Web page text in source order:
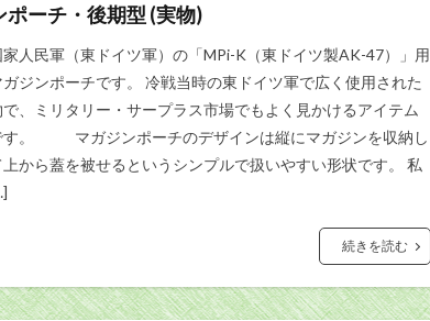
ポーチ・後期型 (実物)
家人民軍（東ドイツ軍）の「MPi-K（東ドイツ製AK-47）」用
ガジンポーチです。 冷戦当時の東ドイツ軍で広く使用された
で、ミリタリー・サープラス市場でもよく見かけるアイテム
す。 マガジンポーチのデザインは縦にマガジンを収納し
上から蓋を被せるというシンプルで扱いやすい形状です。 私
続きを読む